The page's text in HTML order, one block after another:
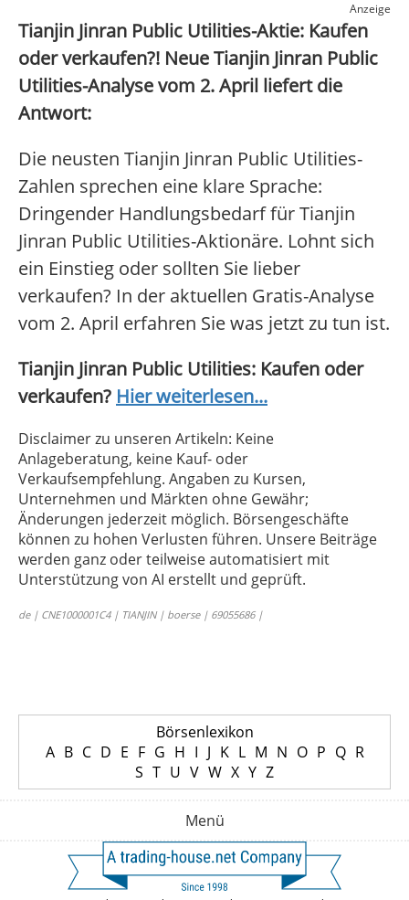
Anzeige
Tianjin Jinran Public Utilities-Aktie: Kaufen
oder verkaufen?! Neue Tianjin Jinran Public
Utilities-Analyse vom 2. April liefert die
Antwort:
Die neusten Tianjin Jinran Public Utilities-
Zahlen sprechen eine klare Sprache:
Dringender Handlungsbedarf für Tianjin
Jinran Public Utilities-Aktionäre. Lohnt sich
ein Einstieg oder sollten Sie lieber
verkaufen? In der aktuellen Gratis-Analyse
vom 2. April erfahren Sie was jetzt zu tun ist.
Tianjin Jinran Public Utilities: Kaufen oder
verkaufen? Hier weiterlesen...
Disclaimer zu unseren Artikeln: Keine
Anlageberatung, keine Kauf- oder
Verkaufsempfehlung. Angaben zu Kursen,
Unternehmen und Märkten ohne Gewähr;
Änderungen jederzeit möglich. Börsengeschäfte
können zu hohen Verlusten führen. Unsere Beiträge
werden ganz oder teilweise automatisiert mit
Unterstützung von AI erstellt und geprüft.
de | CNE1000001C4 | TIANJIN | boerse | 69055686 |
Börsenlexikon
A B C D E F G H I J K L M N O P Q R
S T U V W X Y Z
Menü